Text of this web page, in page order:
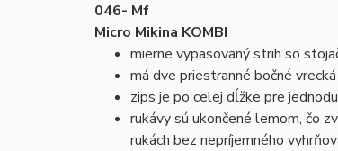
046- Mf
Micro Mikina KOMBI
mierne vypasovaný strih so
má dve priestranné bočné
zips je po celej dĺžke pre
rukávy sú ukončené lemom, čo
rukách bez nepríjemného